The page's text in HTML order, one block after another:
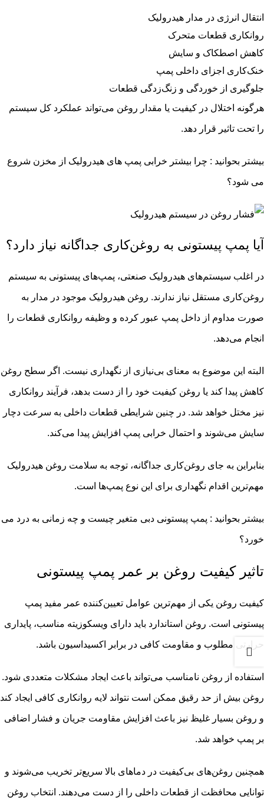
انتقال انرژی در مدار هیدرولیک
روانکاری قطعات متحرک
کاهش اصطکاک و سایش
خنک‌کاری اجزای داخلی پمپ
جلوگیری از خوردگی و زنگ‌زدگی قطعات
هرگونه اختلال در کیفیت یا مقدار روغن می‌تواند عملکرد کل سیستم
را تحت تاثیر قرار دهد.
بیشتر بحوانید : چرا بیشتر خرابی پمپ های هیدرولیک از مخزن شروع
می شود؟
آیا پمپ پیستونی به روغن‌کاری جداگانه نیاز دارد؟
در اغلب سیستم‌های هیدرولیک صنعتی، پمپ‌های پیستونی به سیستم
روغن‌کاری مستقل نیاز ندارند. روغن هیدرولیک موجود در مدار به
صورت مداوم از داخل پمپ عبور کرده و وظیفه روانکاری قطعات را
انجام می‌دهد.
البته این موضوع به معنای بی‌نیازی از نگهداری نیست. اگر سطح روغن
کاهش پیدا کند یا روغن کیفیت خود را از دست بدهد، فرآیند روانکاری
نیز مختل خواهد شد. در چنین شرایطی قطعات داخلی به سرعت دچار
سایش می‌شوند و احتمال خرابی پمپ افزایش پیدا می‌کند.
بنابراین به جای روغن‌کاری جداگانه، توجه به سلامت روغن هیدرولیک
مهم‌ترین اقدام نگهداری برای این نوع پمپ‌ها است.
بیشتر بحوانید : پمپ پیستونی دبی متغیر چیست و چه زمانی به درد می
خورد؟
تاثیر کیفیت روغن بر عمر پمپ پیستونی
کیفیت روغن یکی از مهم‌ترین عوامل تعیین‌کننده عمر مفید پمپ
پیستونی است. روغن استاندارد باید دارای ویسکوزیته مناسب، پایداری
حرارتی مطلوب و مقاومت کافی در برابر اکسیداسیون باشد.
استفاده از روغن نامناسب می‌تواند باعث ایجاد مشکلات متعددی شود.
روغن بیش از حد رقیق ممکن است نتواند لایه روانکاری کافی ایجاد کند
و روغن بسیار غلیظ نیز باعث افزایش مقاومت جریان و فشار اضافی
بر پمپ خواهد شد.
همچنین روغن‌های بی‌کیفیت در دماهای بالا سریع‌تر تخریب می‌شوند و
توانایی محافظت از قطعات داخلی را از دست می‌دهند. انتخاب روغن